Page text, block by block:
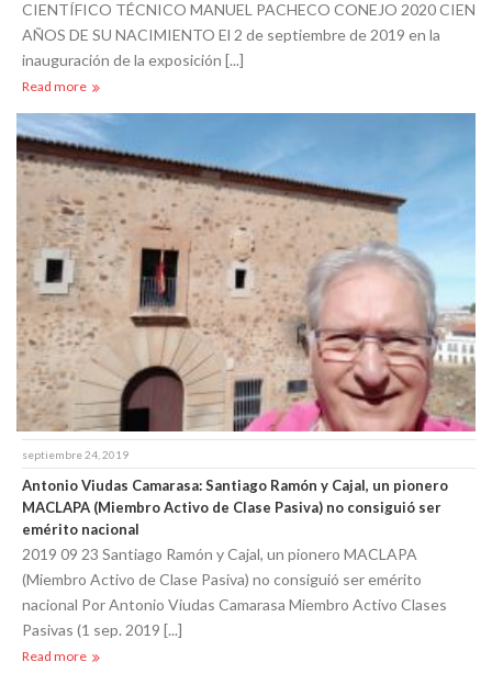
CIENTÍFICO TÉCNICO MANUEL PACHECO CONEJO 2020 CIEN
AÑOS DE SU NACIMIENTO El 2 de septiembre de 2019 en la
inauguración de la exposición [...]
Read more
septiembre 24, 2019
Antonio Viudas Camarasa: Santiago Ramón y Cajal, un pionero
MACLAPA (Miembro Activo de Clase Pasiva) no consiguió ser
emérito nacional
2019 09 23 Santiago Ramón y Cajal, un pionero MACLAPA
(Miembro Activo de Clase Pasiva) no consiguió ser emérito
nacional Por Antonio Viudas Camarasa Miembro Activo Clases
Pasivas (1 sep. 2019 [...]
Read more